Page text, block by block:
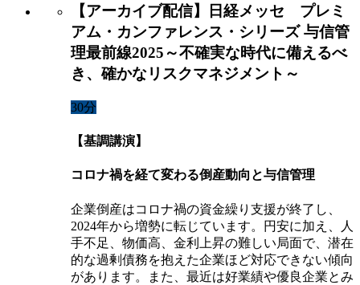
【アーカイブ配信】日経メッセ プレミ
アム・カンファレンス・シリーズ 与信管
理最前線2025～不確実な時代に備えるべ
き、確かなリスクマネジメント～
30分
【基調講演】
コロナ禍を経て変わる倒産動向と与信管理
企業倒産はコロナ禍の資金繰り支援が終了し、
2024年から増勢に転じています。円安に加え、人
手不足、物価高、金利上昇の難しい局面で、潜在
的な過剰債務を抱えた企業ほど対応できない傾向
があります。また、最近は好業績や優良企業とみ